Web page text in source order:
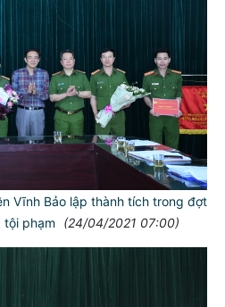
Vĩnh Bảo lập thành tích trong đợt
tội phạm
(24/04/2021 07:00)